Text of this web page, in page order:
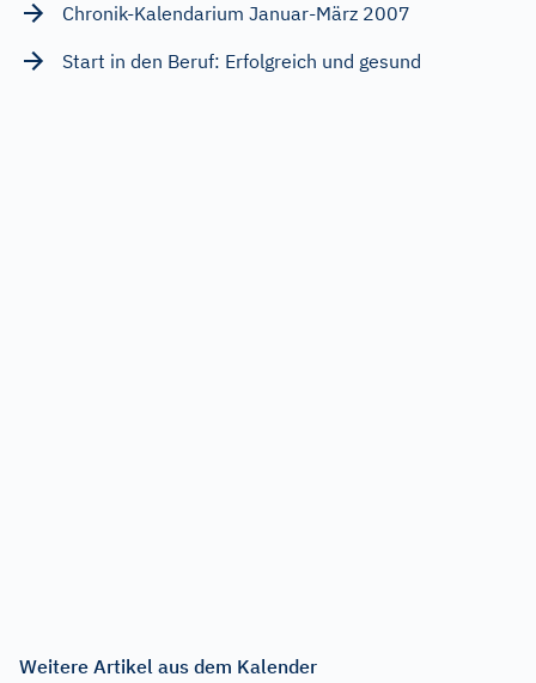
Chronik-Kalendarium Januar-März 2007
Start in den Beruf: Erfolgreich und gesund
Weitere Artikel aus dem Kalender